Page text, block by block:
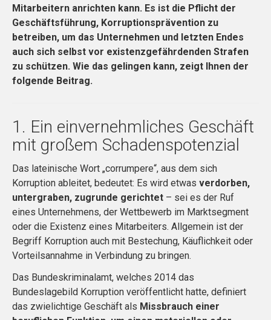
Mitarbeitern anrichten kann. Es ist die Pflicht der
Geschäftsführung, Korruptionsprävention zu
betreiben, um das Unternehmen und letzten Endes
auch sich selbst vor existenzgefährdenden Strafen
zu schützen. Wie das gelingen kann, zeigt Ihnen der
folgende Beitrag.
1. Ein einvernehmliches Geschäft
mit großem Schadenspotenzial
Das lateinische Wort „corrumpere“, aus dem sich
Korruption ableitet, bedeutet: Es wird etwas verdorben,
untergraben, zugrunde gerichtet – sei es der Ruf
eines Unternehmens, der Wettbewerb im Marktsegment
oder die Existenz eines Mitarbeiters. Allgemein ist der
Begriff Korruption auch mit Bestechung, Käuflichkeit oder
Vorteilsannahme in Verbindung zu bringen.
Das Bundeskriminalamt, welches 2014 das
Bundeslagebild Korruption veröffentlicht hatte, definiert
das zwielichtige Geschäft als Missbrauch einer